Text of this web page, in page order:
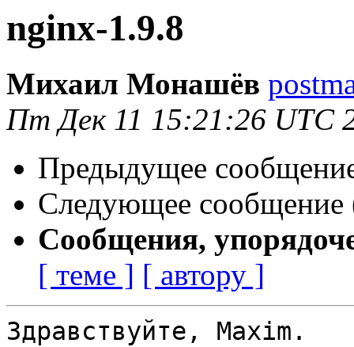
nginx-1.9.8
Михаил Монашёв
Пт Дек 11 15:21:26 UTC
Предыдущее
Следующее сообщение
Сообщения,
[ теме ] [ автору ]
Здравствуйте, Maxim.